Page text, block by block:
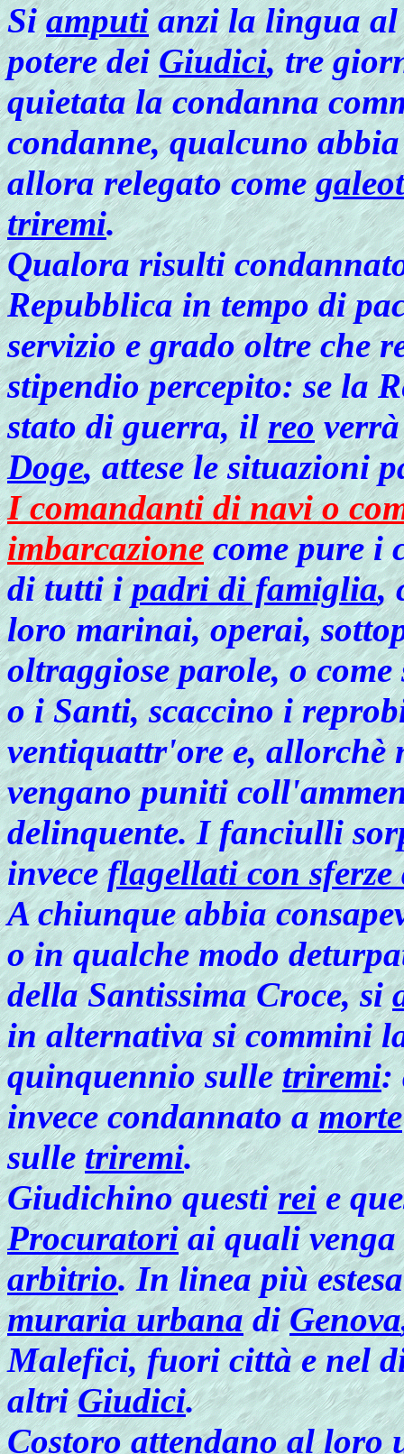
Siamputianzi la lingua
potere deiGiudici, tre
quietata la condanna
condanne, qualcuno
allora relegato come
triremi.
Qualora risulti
Repubblica in tempo di
servizio e grado oltre che
stipendio percepito: se la
stato di guerra, ilreoverrà
Doge, attese le situazioni
I comandanti di navi o
imbarcazionecome pure i
di tutti ipadri di famiglia,
loro marinai, operai,
oltraggiose parole, o
o i Santi, scaccino i
ventiquattr'ore e, allorchè
vengano puniti
delinquente. I fanciulli
inveceflagellati con sferze
A chiunque abbia
o in qualche modo
della Santissima Croce, si
in alternativa si commini
quinquennio sulletriremi:
invece condannato amorte
sulletriremi.
Giudichino questireie
Procuratoriai quali venga
arbitrio. In linea più
muraria urbanadiGenova
Malefici, fuori città e nel
altriGiudici.
Costoro attendano al loro